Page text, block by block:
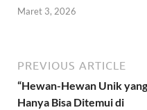
Maret 3, 2026
PREVIOUS ARTICLE
“Hewan-Hewan Unik yang
Hanya Bisa Ditemui di